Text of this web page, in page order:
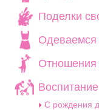
Поделки
Одеваемся
Отношения
C рождения